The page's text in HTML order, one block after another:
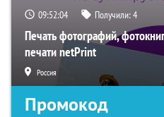
09:52:03 Получили:4
Печать фотографий,
печати netPrint
Россия
Промокод